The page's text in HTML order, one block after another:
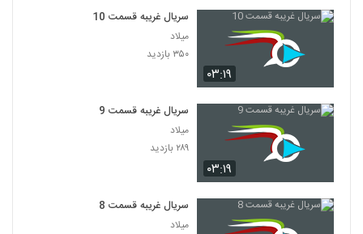
۰۳:۱۹
سریال غریبه قسمت 10
میلاد
۳۵۰ بازدید
۰۳:۱۹
سریال غریبه قسمت 9
میلاد
۲۸۹ بازدید
سریال غریبه قسمت 8
میلاد